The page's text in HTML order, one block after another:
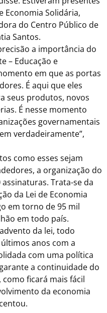
Solidária,
do Centro Público de
Santos.
a importância do
– Educação e
em que as portas
É aqui que eles
seus produtos, novos
É nesse momento
governamentais
verdadeiramente”,
como esses sejam
a organização do
Trata-se da
da Lei de Economia
em torno de 95 mil
em todo país.
da lei, todo
anos com a
com uma política
a continuidade do
ficará mais fácil
da economia